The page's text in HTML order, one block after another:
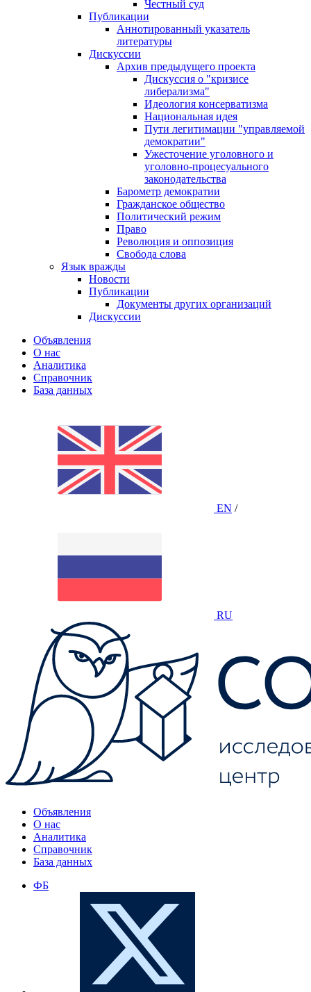
Честный суд
Публикации
Аннотированный указатель
литературы
Дискуссии
Архив предыдущего проекта
Дискуссия о "кризисе
либерализма"
Идеология консерватизма
Национальная идея
Пути легитимации "управляемой
демократии"
Ужесточение уголовного и
уголовно-процесуального
законодательства
Барометр демократии
Гражданское общество
Политический режим
Право
Революция и оппозиция
Свобода слова
Язык вражды
Новости
Публикации
Документы других организаций
Дискуссии
Объявления
О нас
Аналитика
Справочник
База данных
EN /
RU
Объявления
О нас
Аналитика
Справочник
База данных
ФБ